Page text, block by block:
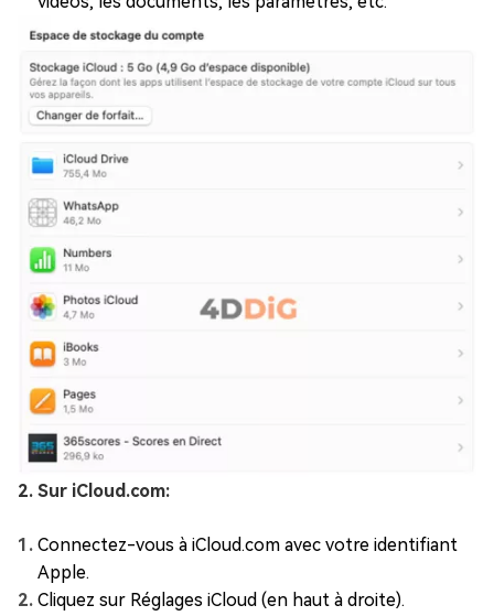
2. Sur iCloud.com:
Connectez-vous à iCloud.com avec votre identifiant
Apple.
Cliquez sur Réglages iCloud (en haut à droite).